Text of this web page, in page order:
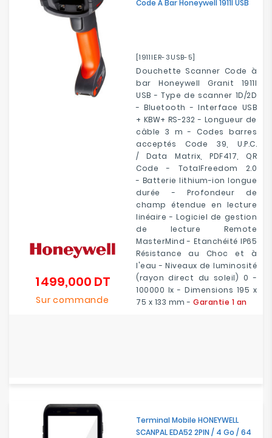
Code À Bar Honeywell 1911I USB
[1911IER-3USB-5]
Douchette Scanner Code à
bar Honeywell Granit 1911I
USB - Type de scanner 1D/2D
- Bluetooth - Interface USB
+ KBW+ RS-232 - Longueur de
câble 3 m - Codes barres
acceptés Code 39, U.P.C.
/ Data Matrix, PDF417, QR
Code - TotalFreedom 2.0
- Batterie lithium-ion longue
durée - Profondeur de
champ étendue en lecture
linéaire - Logiciel de gestion
de lecture Remote
MasterMind - Etanchéité IP65
Résistance au Choc et à
l'eau - Niveaux de luminosité
(rayon direct du soleil) 0 -
100000 lx - Dimensions 195 x
75 x 133 mm - Garantie 1 an
1 499,000 DTPrix
Sur commande
Terminal Mobile HONEYWELL
SCANPAL EDA52 2PIN / 4 Go / 64